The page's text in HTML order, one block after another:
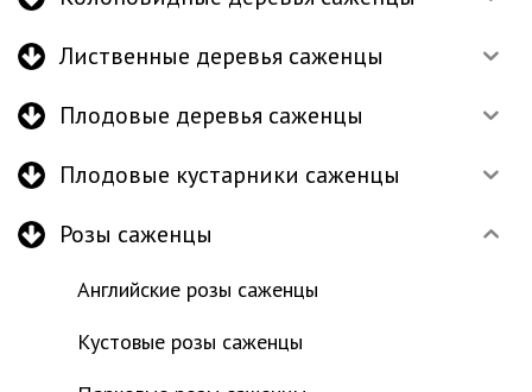
Лиственные деревья саженцы
Плодовые деревья саженцы
Плодовые кустарники саженцы
Розы саженцы
Английские розы саженцы
Кустовые розы саженцы